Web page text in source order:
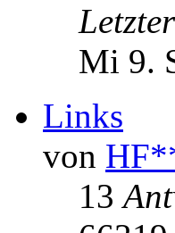
Mi 9.
Links
von
13